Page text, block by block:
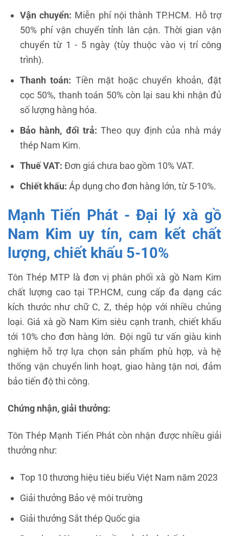
Vận chuyển: Miễn phí nội thành TP.HCM. Hỗ trợ
50% phí vận chuyển tỉnh lân cận. Thời gian vận
chuyển từ 1 - 5 ngày (tùy thuộc vào vị trí công
trình).
Thanh toán: Tiền mặt hoặc chuyển khoản, đặt
cọc 50%, thanh toán 50% còn lại sau khi nhận đủ
số lượng hàng hóa.
Bảo hành, đổi trả: Theo quy định của nhà máy
thép Nam Kim.
Thuế VAT: Đơn giá chưa bao gồm 10% VAT.
Chiết khấu: Áp dụng cho đơn hàng lớn, từ 5-10%.
Mạnh Tiến Phát - Đại lý xà gồ
Nam Kim uy tín, cam kết chất
lượng, chiết khấu 5-10%
Tôn Thép MTP là đơn vị phân phối xà gồ Nam Kim
chất lượng cao tại TP.HCM, cung cấp đa dạng các
kích thước như chữ C, Z, thép hộp với nhiều chủng
loại. Giá xà gồ Nam Kim siêu cạnh tranh, chiết khấu
tới 10% cho đơn hàng lớn. Đội ngũ tư vấn giàu kinh
nghiệm hỗ trợ lựa chọn sản phẩm phù hợp, và hệ
thống vận chuyển linh hoạt, giao hàng tận nơi, đảm
bảo tiến độ thi công.
Chứng nhận, giải thưởng:
Tôn Thép Mạnh Tiến Phát còn nhận được nhiều giải
thưởng như:
Top 10 thương hiệu tiêu biểu Việt Nam năm 2023
Giải thưởng Bảo vệ môi trường
Giải thưởng Sắt thép Quốc gia